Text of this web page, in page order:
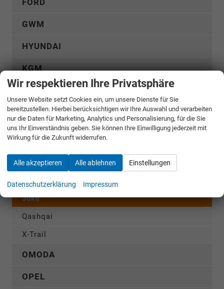
FORD
GWM
HYUNDAI
KGM
KIA
MERCEDES-BENZ
MG
MITSUBISHI
Juke
Qashqai
X-Trail
OMODA
OPEL
Wir respektieren Ihre Privatsphäre
Unsere Website setzt Cookies ein, um unsere Dienste für Sie
bereitzustellen. Hierbei berücksichtigen wir Ihre Auswahl und verarbeiten
nur die Daten für Marketing, Analytics und Personalisierung, für die Sie
uns Ihr Einverständnis geben. Sie können Ihre Einwilligung jederzeit mit
Wirkung für die Zukunft widerrufen.
Alle akzeptieren Alle ablehnen Einstellungen
Datenschutzerklärung Impressum